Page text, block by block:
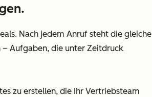
Nach jedem Anruf steht die gleiche
– Aufgaben, die unter Zeitdruck
zu erstellen, die Ihr Vertriebsteam